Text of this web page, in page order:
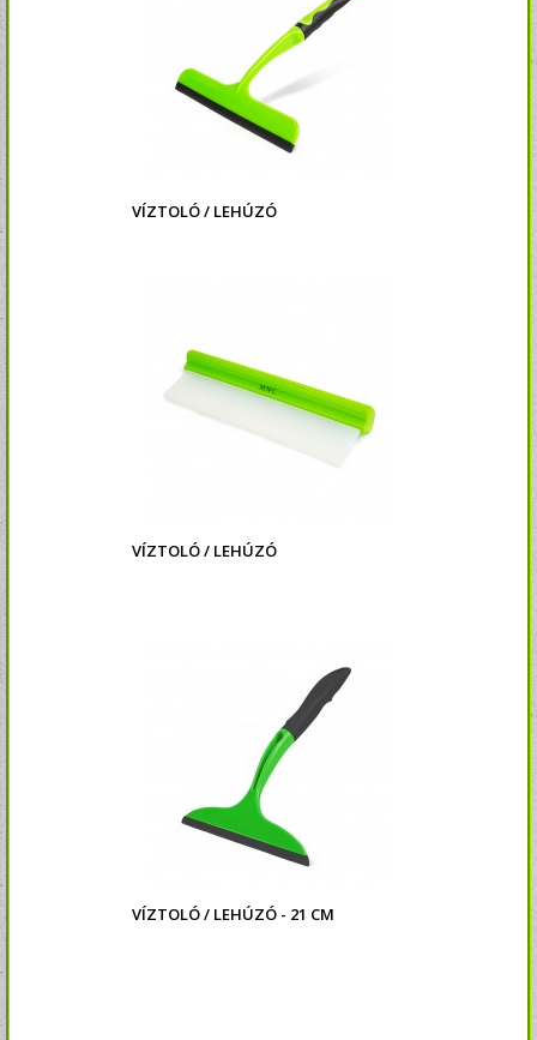
VÍZTOLÓ / LEHÚZÓ
VÍZTOLÓ / LEHÚZÓ
VÍZTOLÓ / LEHÚZÓ - 21 CM